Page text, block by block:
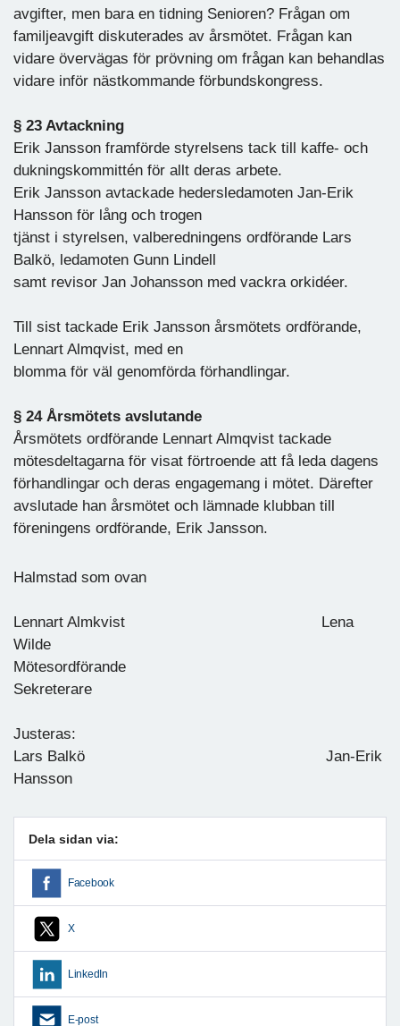
avgifter, men bara en tidning Senioren? Frågan om
familjeavgift diskuterades av årsmötet. Frågan kan
vidare övervägas för prövning om frågan kan behandlas
vidare inför nästkommande förbundskongress.
§ 23 Avtackning
Erik Jansson framförde styrelsens tack till kaffe- och
dukningskommittén för allt deras arbete.
Erik Jansson avtackade hedersledamoten Jan-Erik
Hansson för lång och trogen
tjänst i styrelsen, valberedningens ordförande Lars
Balkö, ledamoten Gunn Lindell
samt revisor Jan Johansson med vackra orkidéer.
Till sist tackade Erik Jansson årsmötets ordförande,
Lennart Almqvist, med en
blomma för väl genomförda förhandlingar.
§ 24 Årsmötets avslutande
Årsmötets ordförande Lennart Almqvist tackade
mötesdeltagarna för visat förtroende att få leda dagens
förhandlingar och deras engagemang i mötet. Därefter
avslutade han årsmötet och lämnade klubban till
föreningens ordförande, Erik Jansson.
Halmstad som ovan
Lennart Almkvist Lena
Wilde
Mötesordförande
Sekreterare
Justeras:
Lars Balkö Jan-Erik
Hansson
Dela sidan via:
Facebook
X
LinkedIn
E-post